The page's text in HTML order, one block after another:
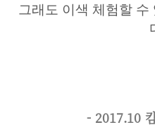
그래도 이색 체험할
- 2017.10